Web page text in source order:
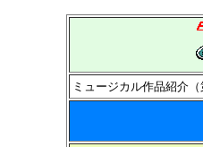
ミュージカル作品紹介（